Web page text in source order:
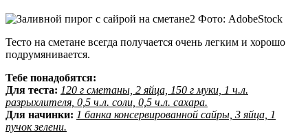
Фото: AdobeStock
Тесто на сметане всегда получается очень легким и хорошо
подрумянивается.
Тебе понадобятся:
Для теста: 120 г сметаны, 2 яйца, 150 г муки, 1 ч.л.
разрыхлителя, 0,5 ч.л. соли, 0,5 ч.л. сахара.
Для начинки: 1 банка консервированной сайры, 3 яйца, 1
пучок зелени.